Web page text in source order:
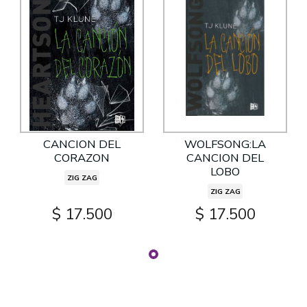
CANCION DEL
CORAZON
ZIG ZAG
$ 17.500
WOLFSONG:LA
CANCION DEL
LOBO
ZIG ZAG
$ 17.500